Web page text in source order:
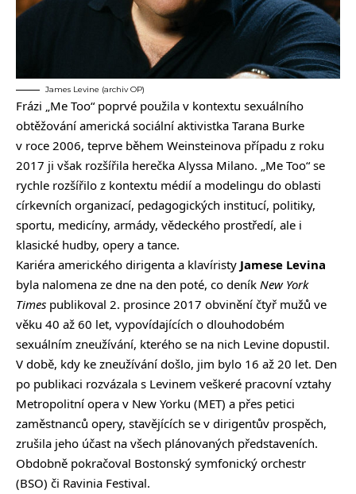
James Levine (archiv OP)
Frázi „Me Too“ poprvé použila v kontextu sexuálního
obtěžování americká sociální aktivistka Tarana Burke
v roce 2006, teprve během Weinsteinova případu z roku
2017 ji však rozšířila herečka Alyssa Milano. „Me Too“ se
rychle rozšířilo z kontextu médií a modelingu do oblasti
církevních organizací, pedagogických institucí, politiky,
sportu, medicíny, armády, vědeckého prostředí, ale i
klasické hudby, opery a tance.
Kariéra amerického dirigenta a klavíristy Jamese Levina
byla nalomena ze dne na den poté, co deník New York
Times publikoval 2. prosince 2017 obvinění čtyř mužů ve
věku 40 až 60 let, vypovídajících o dlouhodobém
sexuálním zneužívání, kterého se na nich Levine dopustil.
V době, kdy ke zneužívání došlo, jim bylo 16 až 20 let. Den
po publikaci rozvázala s Levinem veškeré pracovní vztahy
Metropolitní opera v New Yorku (MET) a přes petici
zaměstnanců opery, stavějících se v dirigentův prospěch,
zrušila jeho účast na všech plánovaných představeních.
Obdobně pokračoval Bostonský symfonický orchestr
(BSO) či Ravinia Festival.